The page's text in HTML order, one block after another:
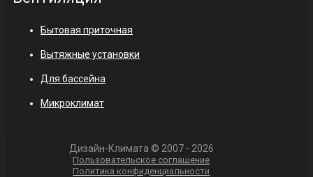
Бытовая приточная
Вытяжные установки
Для бассейна
Микроклимат
Дизайн-Климата © 2007 - 2026
Пользовательское соглашение
Политика конфиденциальности